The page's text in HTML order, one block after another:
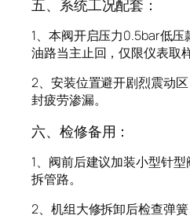
五、系统工况配套：
1、本阀开启压力0.5bar低
油路当主止回，仅限仪表取
2、安装位置避开剧烈震动
封疲劳渗漏。
六、检修备用：
1、阀前后建议加装小型针
拆管路。
2、机组大修拆卸后检查弹